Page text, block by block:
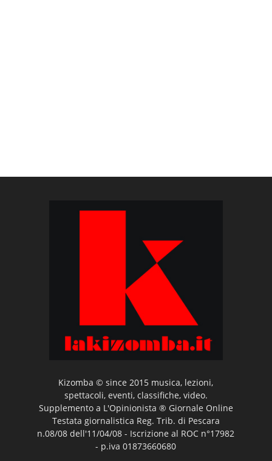
Kizomba © since 2015 musica, lezioni,
spettacoli, eventi, classifiche, video.
Supplemento a L'Opinionista ® Giornale Online
Testata giornalistica Reg. Trib. di Pescara
n.08/08 dell'11/04/08 - Iscrizione al ROC n°17982
- p.iva 01873660680